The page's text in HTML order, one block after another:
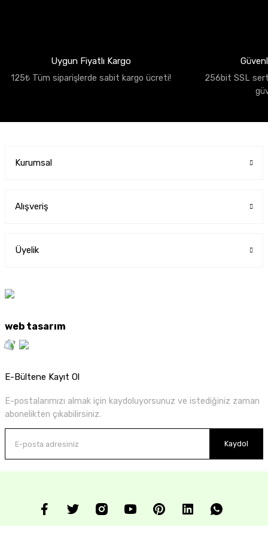
Uygun Fiyatlı Kargo
125₺ Tüm siparişlerde sabit kargo ücreti!
256bit SSL
Kurumsal
Alışveriş
Üyelik
web tasarım
E-Bültene Kayıt Ol
E-postalarımızı almak için kaydoluyorsunuz ve istediğiniz zaman
abonelikten çıkabilirsiniz.
Kaydol